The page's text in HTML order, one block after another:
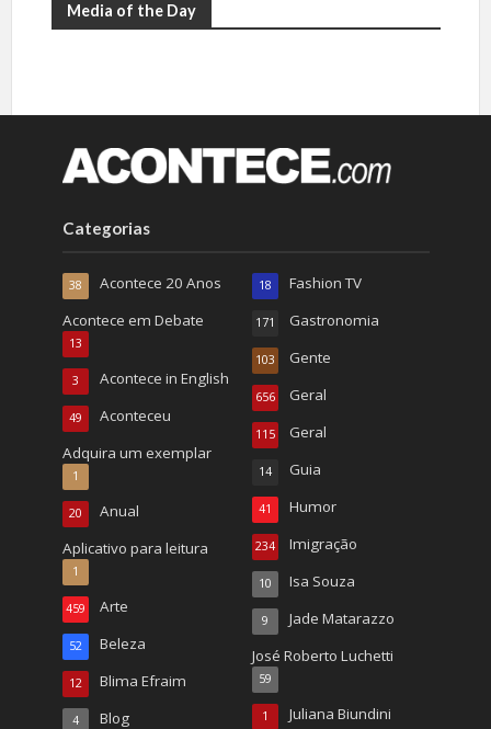
Media of the Day
Categorias
Acontece 20 Anos
38
Acontece em Debate
13
Acontece in English
3
Aconteceu
49
Adquira um exemplar
1
Anual
20
Aplicativo para leitura
1
Arte
459
Beleza
52
Blima Efraim
12
Blog
4
Fashion TV
18
Gastronomia
171
Gente
103
Geral
656
Geral
115
Guia
14
Humor
41
Imigração
234
Isa Souza
10
Jade Matarazzo
9
José Roberto Luchetti
59
Juliana Biundini
1